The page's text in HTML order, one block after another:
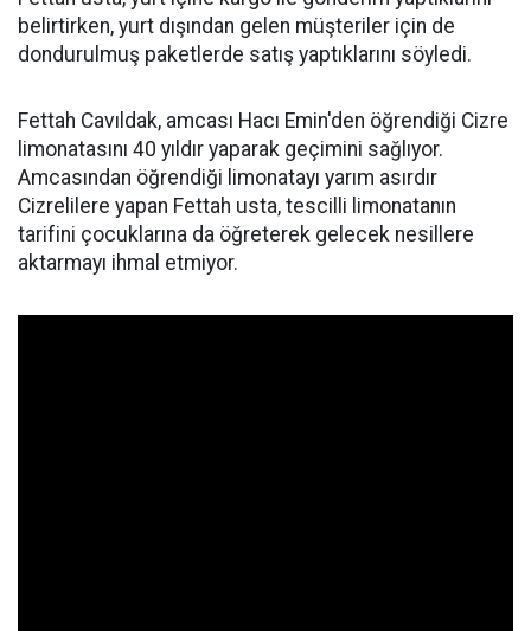
belirtirken, yurt dışından gelen müşteriler için de
dondurulmuş paketlerde satış yaptıklarını söyledi.
Fettah Cavıldak, amcası Hacı Emin'den öğrendiği Cizre
limonatasını 40 yıldır yaparak geçimini sağlıyor.
Amcasından öğrendiği limonatayı yarım asırdır
Cizrelilere yapan Fettah usta, tescilli limonatanın
tarifini çocuklarına da öğreterek gelecek nesillere
aktarmayı ihmal etmiyor.